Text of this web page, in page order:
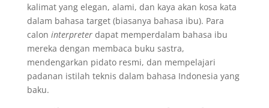
kalimat yang elegan, alami, dan kaya akan kosa kata
dalam bahasa target (biasanya bahasa ibu). Para
calon interpreter dapat memperdalam bahasa ibu
mereka dengan membaca buku sastra,
mendengarkan pidato resmi, dan mempelajari
padanan istilah teknis dalam bahasa Indonesia yang
baku.